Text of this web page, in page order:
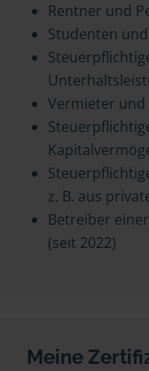
Rentner und
Studenten
Vermieter
z. B. aus
Betreiber
(seit 2022)
Meine